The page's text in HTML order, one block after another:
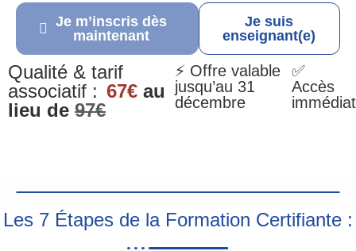
Je m’inscris dès
maintenant
Je suis
enseignant(e)
Qualité & tarif
associatif : 67€ au
lieu de 97€
⚡ Offre valable
jusqu’au 31
décembre
✅
Accès
immédiat
Les 7 Étapes de la Formation Certifiante :